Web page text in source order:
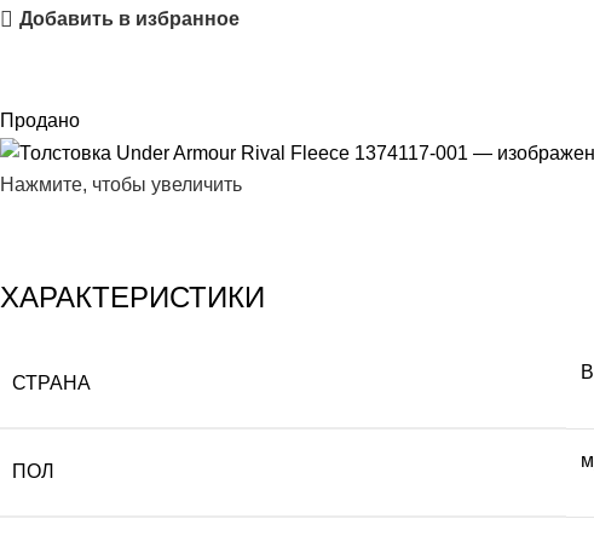
Добавить в избранное
Продано
Нажмите, чтобы увеличить
ХАРАКТЕРИСТИКИ
СТРАНА
ПОЛ